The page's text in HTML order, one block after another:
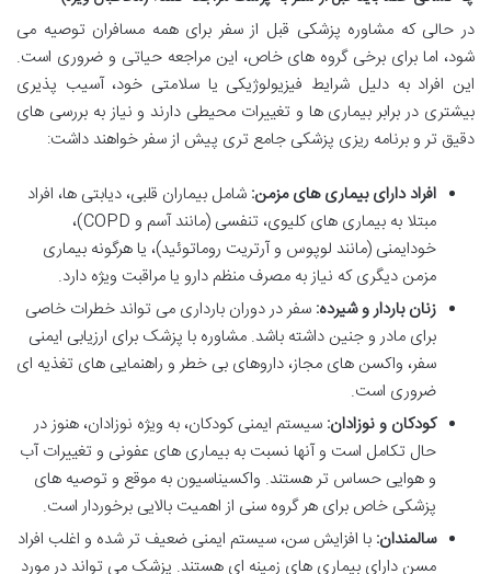
در حالی که مشاوره پزشکی قبل از سفر برای همه مسافران توصیه می
شود، اما برای برخی گروه های خاص، این مراجعه حیاتی و ضروری است.
این افراد به دلیل شرایط فیزیولوژیکی یا سلامتی خود، آسیب پذیری
بیشتری در برابر بیماری ها و تغییرات محیطی دارند و نیاز به بررسی های
دقیق تر و برنامه ریزی پزشکی جامع تری پیش از سفر خواهند داشت:
افراد دارای بیماری های مزمن: شامل بیماران قلبی، دیابتی ها، افراد
مبتلا به بیماری های کلیوی، تنفسی (مانند آسم و COPD)،
خودایمنی (مانند لوپوس و آرتریت روماتوئید)، یا هرگونه بیماری
مزمن دیگری که نیاز به مصرف منظم دارو یا مراقبت ویژه دارد.
زنان باردار و شیرده: سفر در دوران بارداری می تواند خطرات خاصی
برای مادر و جنین داشته باشد. مشاوره با پزشک برای ارزیابی ایمنی
سفر، واکسن های مجاز، داروهای بی خطر و راهنمایی های تغذیه ای
ضروری است.
کودکان و نوزادان: سیستم ایمنی کودکان، به ویژه نوزادان، هنوز در
حال تکامل است و آنها نسبت به بیماری های عفونی و تغییرات آب
و هوایی حساس تر هستند. واکسیناسیون به موقع و توصیه های
پزشکی خاص برای هر گروه سنی از اهمیت بالایی برخوردار است.
سالمندان: با افزایش سن، سیستم ایمنی ضعیف تر شده و اغلب افراد
مسن دارای بیماری های زمینه ای هستند. پزشک می تواند در مورد